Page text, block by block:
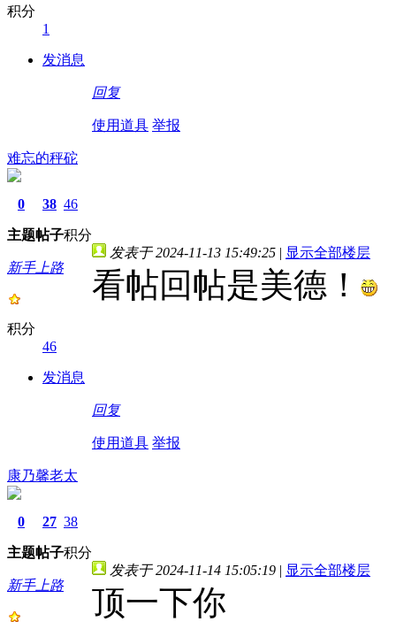
积分
1
发消息
回复
使用道具 举报
难忘的秤砣
0
主题
38
帖子
46
积分
新手上路
积分
46
发消息
发表于 2024-11-13 15:49:25 | 显示全部楼层
看帖回帖是美德！
回复
使用道具 举报
康乃馨老太
0
主题
27
帖子
38
积分
新手上路
发表于 2024-11-14 15:05:19 | 显示全部楼层
顶一下你